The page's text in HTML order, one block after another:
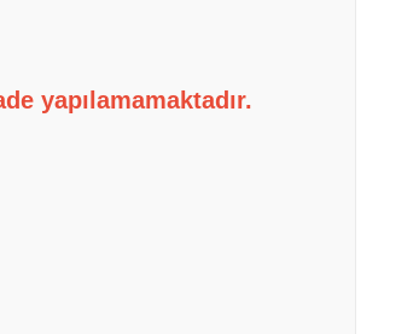
yapılamamaktadır.